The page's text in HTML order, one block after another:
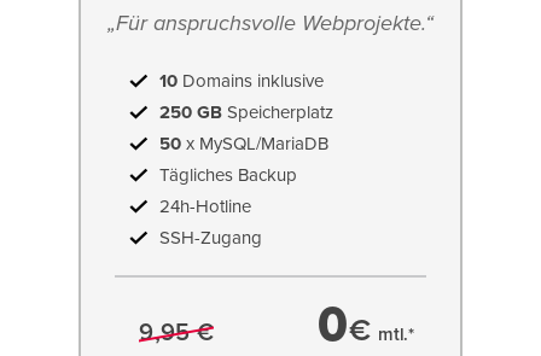
„Für anspruchsvolle Webprojekte.“
10 Domains inklusive
250 GB Speicherplatz
50 x MySQL/MariaDB
Tägliches Backup
24h-Hotline
SSH-Zugang
9,95 € 0€ mtl.*